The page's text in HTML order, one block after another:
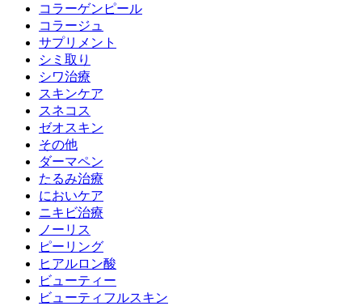
コラーゲンピール
コラージュ
サプリメント
シミ取り
シワ治療
スキンケア
スネコス
ゼオスキン
その他
ダーマペン
たるみ治療
においケア
ニキビ治療
ノーリス
ピーリング
ヒアルロン酸
ビューティー
ビューティフルスキン